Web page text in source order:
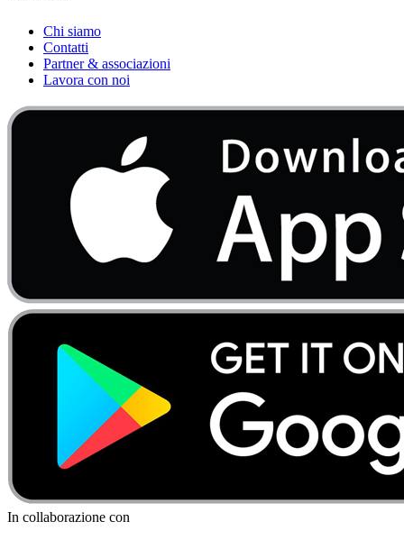
Chi siamo
Contatti
Partner & associazioni
Lavora con noi
In collaborazione con